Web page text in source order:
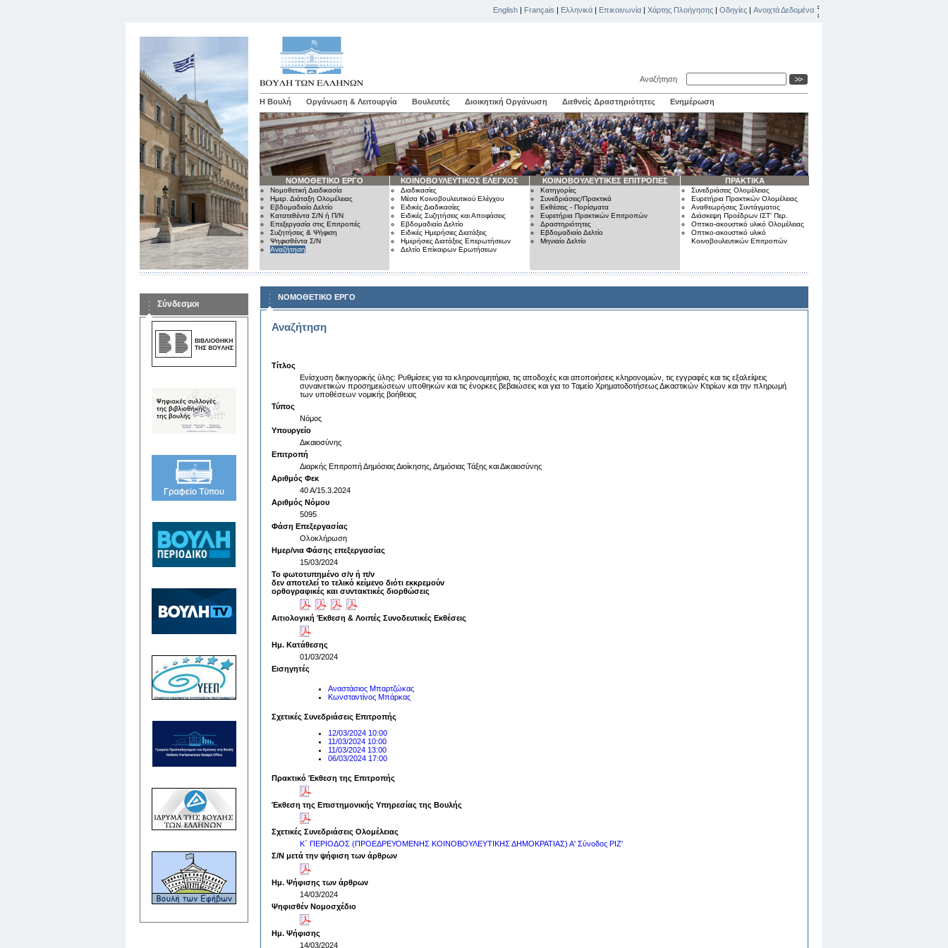
English | Français | Ελληνικά | Επικοινωνία | Χάρτης Πλοήγησης | Οδηγίες | Ανοιχτά Δεδομένα
Αναζήτηση
Η Βουλή Οργάνωση & Λειτουργία Βουλευτές Διοικητική Οργάνωση Διεθνείς Δραστηριότητες Ενημέρωση
ΝΟΜΟΘΕΤΙΚΟ ΕΡΓΟ
Νομοθετική Διαδικασία
Ημερ. Διάταξη Ολομέλειας
Εβδομαδιαίο Δελτίο
Κατατεθέντα Σ/Ν ή Π/Ν
Επεξεργασία στις Επιτροπές
Συζητήσεις & Ψήφιση
Ψηφισθέντα Σ/Ν
Αναζήτηση
ΚΟΙΝΟΒΟΥΛΕΥΤΙΚΟΣ ΕΛΕΓΧΟΣ
Διαδικασίες
Μέσα Κοινοβουλευτικού Ελέγχου
Ειδικές Διαδικασίες
Ειδικές Συζητήσεις και Αποφάσεις
Εβδομαδιαίο Δελτίο
Ειδικές Ημερήσιες Διατάξεις
Ημερήσιες Διατάξεις Επερωτήσεων
Δελτίο Επίκαιρων Ερωτήσεων
ΚΟΙΝΟΒΟΥΛΕΥΤΙΚΕΣ ΕΠΙΤΡΟΠΕΣ
Κατηγορίες
Συνεδριάσεις/Πρακτικά
Εκθέσεις - Πορίσματα
Ευρετήρια Πρακτικών Επιτροπών
Δραστηριότητες
Εβδομαδιαίο Δελτίο
Μηνιαίο Δελτίο
ΠΡΑΚΤΙΚΑ
Συνεδριάσεις Ολομέλειας
Ευρετήρια Πρακτικών Ολομέλειας
Αναθεωρήσεις Συντάγματος
Διάσκεψη Προέδρων ΙΣΤ' Περ.
Οπτικο-ακουστικό υλικό Ολομέλειας
Οπτικο-ακουστικό υλικό
Κοινοβουλευτικών Επιτροπών
Σύνδεσμοι
ΝΟΜΟΘΕΤΙΚΟ ΕΡΓΟ
Αναζήτηση
Τίτλος
Ενίσχυση δικηγορικής ύλης: Ρυθμίσεις για τα κληρονομητήρια, τις αποδοχές και αποποιήσεις κληρονομιών, τις εγγραφές και τις εξαλείψεις
συναινετικών προσημειώσεων υποθηκών και τις ένορκες βεβαιώσεις και για το Ταμείο Χρηματοδοτήσεως Δικαστικών Κτιρίων και την πληρωμή
των υποθέσεων νομικής βοήθειας
Τύπος
Νόμος
Υπουργείο
Δικαιοσύνης
Επιτροπή
Διαρκής Επιτροπή Δημόσιας Διοίκησης, Δημόσιας Τάξης και Δικαιοσύνης
Αριθμός Φεκ
40 A/15.3.2024
Αριθμός Νόμου
5095
Φάση Επεξεργασίας
Ολοκλήρωση
Ημερ/νια Φάσης επεξεργασίας
15/03/2024
Το φωτοτυπημένο σ/ν ή π/ν
δεν αποτελεί το τελικό κείμενο διότι εκκρεμούν
ορθογραφικές και συντακτικές διορθώσεις
Αιτιολογική Έκθεση & Λοιπές Συνοδευτικές Εκθέσεις
Ημ. Κατάθεσης
01/03/2024
Εισηγητές
Αναστάσιος Μπαρτζώκας
Κωνσταντίνος Μπάρκας
Σχετικές Συνεδριάσεις Επιτροπής
12/03/2024 10:00
11/03/2024 10:00
11/03/2024 13:00
06/03/2024 17:00
Πρακτικό Έκθεση της Επιτροπής
Έκθεση της Επιστημονικής Υπηρεσίας της Βουλής
Σχετικές Συνεδριάσεις Ολομέλειας
Κ΄ ΠΕΡΙΟΔΟΣ (ΠΡΟΕΔΡΕΥΟΜΕΝΗΣ ΚΟΙΝΟΒΟΥΛΕΥΤΙΚΗΣ ΔΗΜΟΚΡΑΤΙΑΣ) Α' Σύνοδος ΡΙΖ'
Σ/Ν μετά την ψήφιση των άρθρων
Ημ. Ψήφισης των άρθρων
14/03/2024
Ψηφισθέν Νομοσχέδιο
Ημ. Ψήφισης
14/03/2024